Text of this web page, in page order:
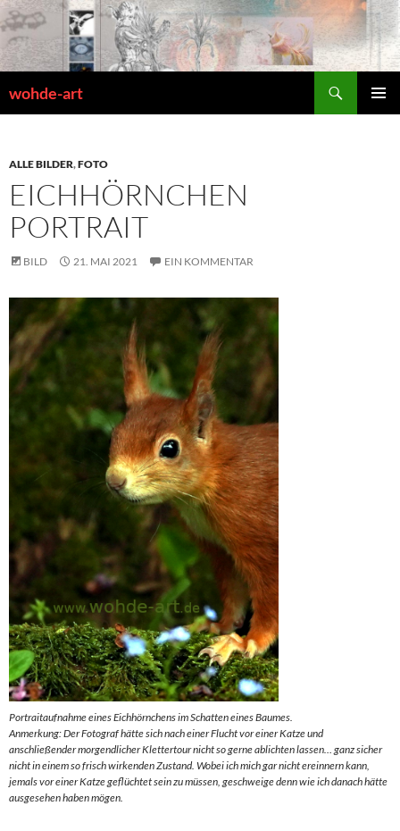
Zum
Inhalt
springen
wohde-art
ALLE BILDER,FOTO
EICHHÖRNCHEN
PORTRAIT
BILD 21. MAI 2021 EIN KOMMENTAR
Portraitaufnahme eines Eichhörnchens im Schatten eines Baumes.
Anmerkung: Der Fotograf hätte sich nach einer Flucht vor einer Katze und
anschließender morgendlicher Klettertour nicht so gerne ablichten lassen… ganz sicher
nicht in einem so frisch wirkenden Zustand. Wobei ich mich gar nicht ereinnern kann,
jemals vor einer Katze geflüchtet sein zu müssen, geschweige denn wie ich danach hätte
ausgesehen haben mögen.